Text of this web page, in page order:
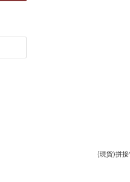
(現貨)拼